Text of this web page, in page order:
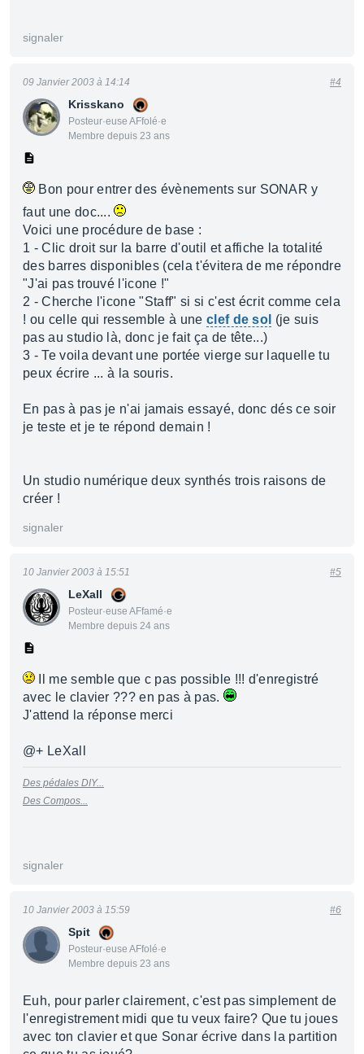
signaler
Krisskano
Posteur·euse AFfolé·e
Membre depuis 23 ans
09 Janvier 2003 à 14:14 #4
Bon pour entrer des évènements sur SONAR y
faut une doc....
Voici une procédure de base :
1 - Clic droit sur la barre d'outil et affiche la totalité
des barres disponibles (cela t'évitera de me répondre
"J'ai pas trouvé l'icone !"
2 - Cherche l'icone "Staff" si si c'est écrit comme cela
! ou celle qui ressemble à une clef de sol (je suis
pas au studio là, donc je fait ça de tête...)
3 - Te voila devant une portée vierge sur laquelle tu
peux écrire ... à la souris.
En pas à pas je n'ai jamais essayé, donc dés ce soir
je teste et je te répond demain !
Un studio numérique deux synthés trois raisons de
créer !
signaler
LeXall
Posteur·euse AFfamé·e
Membre depuis 24 ans
10 Janvier 2003 à 15:51 #5
Il me semble que c pas possible !!! d'enregistré
avec le clavier ??? en pas à pas.
J'attend la réponse merci
@+ LeXall
Des pédales DIY...
Des Compos...
signaler
Spit
Posteur·euse AFfolé·e
Membre depuis 23 ans
10 Janvier 2003 à 15:59 #6
Euh, pour parler clairement, c'est pas simplement de
l'enregistrement midi que tu veux faire? Que tu joues
avec ton clavier et que Sonar écrive dans la partition